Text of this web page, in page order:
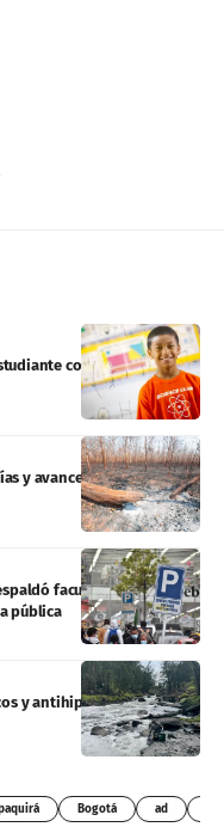
con nota de 1.0
y avance de condiciones
facultades de los
pública
y antihipertensivos en el
Bogotá ad